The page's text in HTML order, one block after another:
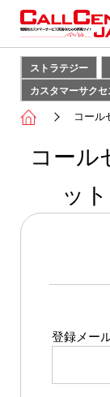
ストラテジー
カスタマーサクセ
コール
コール
ッ
登録メー